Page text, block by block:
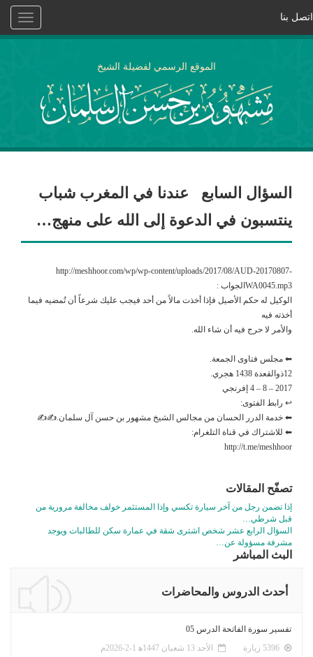
Toggle
اتصل بنا
الموقع الرسمي لفضيلة الشيخ
السؤال السابع عندنا في المغرب شباب
ينتسبون في الدعوة إلى الله على منهج…
http://meshhoor.com/wp/wp-content/uploads/2017/08/AUD-20170807-
WA0045.mp3الجواب :
الوكيل له حكم الأصيل فإذا أخذت مالاً من أحد فيجب عليك شرعاً أن تُمضيه فيما
أخذته فيه
والأمر لا حرج فيه أن شاء الله.
⬅ مجلس فتاوى الجمعة.
12ذوالقعدة 1438 هجري.
2017 – 8 – 4 إفرنجي
↩ رابط الفتوى:
⬅ خدمة الدرر الحسان من مجالس الشيخ مشهور بن حسن آل سلمان.✍✍
⬅ للاشتراك في قناة التلغرام:
http://t.me/meshhoor
تصفّح المقالات
إذا تضمن رجل من آخر سيارة تكسي وإذا المستثمر خولف مخالفة مرورية من
قبل شرطي…
السؤال الرابع عشر شخص اشترى شقة في عمارة سكن للطالبات ويوجد
مشرفة مسؤولة عن…
البث المباشر
أحدث الدروس والمحاضرات
تفسير سورة الفاتحة الدرس 05
الأحد 13 شعبان 1447ﻫ 1-2-2026م